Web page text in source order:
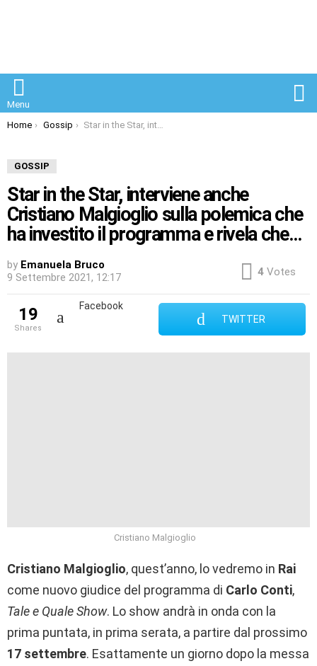
Menu
You are here:
Home Gossip Star in the Star, interviene anche Cristiano Malgioglio sulla polemica che ha investito il programma e rivela che…
GOSSIP
Star in the Star, interviene anche
Cristiano Malgioglio sulla polemica che
ha investito il programma e rivela che…
by Emanuela Bruco
9 Settembre 2021, 12:17
4 Votes
19
shares
Facebook
TWITTER
Cristiano Malgioglio
Cristiano Malgioglio, quest’anno, lo vedremo in Rai
come nuovo giudice del programma di Carlo Conti,
Tale e Quale Show. Lo show andrà in onda con la
prima puntata, in prima serata, a partire dal prossimo
17 settembre. Esattamente un giorno dopo la messa